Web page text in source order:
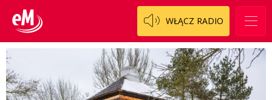
WŁĄCZ RADIO